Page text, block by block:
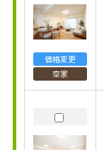
価格変更
空家